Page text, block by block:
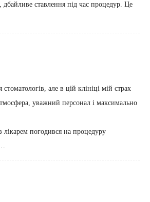
дбайливе ставлення під час процедур. Це
але в цій клініці мій страх
уважний персонал і максимально
лікарем погодився на процедуру